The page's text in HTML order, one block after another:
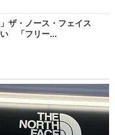
ザ・ノース・フェイス
い 「フリー...